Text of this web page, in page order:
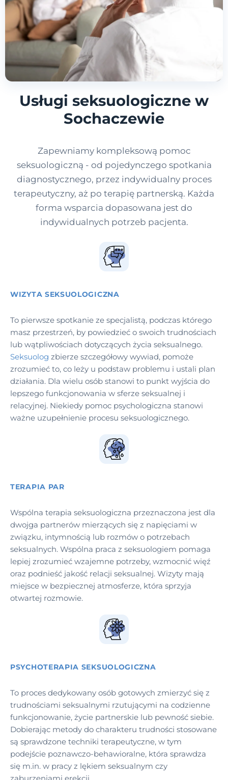
Usługi seksuologiczne w
Sochaczewie
Zapewniamy kompleksową pomoc
seksuologiczną - od pojedynczego spotkania
diagnostycznego, przez indywidualny proces
terapeutyczny, aż po terapię partnerską. Każda
forma wsparcia dopasowana jest do
indywidualnych potrzeb pacjenta.
WIZYTA SEKSUOLOGICZNA
To pierwsze spotkanie ze specjalistą, podczas którego
masz przestrzeń, by powiedzieć o swoich trudnościach
lub wątpliwościach dotyczących życia seksualnego.
Seksuolog zbierze szczegółowy wywiad, pomoże
zrozumieć to, co leży u podstaw problemu i ustali plan
działania. Dla wielu osób stanowi to punkt wyjścia do
lepszego funkcjonowania w sferze seksualnej i
relacyjnej. Niekiedy pomoc psychologiczna stanowi
ważne uzupełnienie procesu seksuologicznego.
TERAPIA PAR
Wspólna terapia seksuologiczna przeznaczona jest dla
dwojga partnerów mierzących się z napięciami w
związku, intymnością lub rozmów o potrzebach
seksualnych. Wspólna praca z seksuologiem pomaga
lepiej zrozumieć wzajemne potrzeby, wzmocnić więź
oraz podnieść jakość relacji seksualnej. Wizyty mają
miejsce w bezpiecznej atmosferze, która sprzyja
otwartej rozmowie.
PSYCHOTERAPIA SEKSUOLOGICZNA
To proces dedykowany osób gotowych zmierzyć się z
trudnościami seksualnymi rzutującymi na codzienne
funkcjonowanie, życie partnerskie lub pewność siebie.
Dobierając metody do charakteru trudności stosowane
są sprawdzone techniki terapeutyczne, w tym
podejście poznawczo-behawioralne, która sprawdza
się m.in. w pracy z lękiem seksualnym czy
zaburzeniami erekcji.